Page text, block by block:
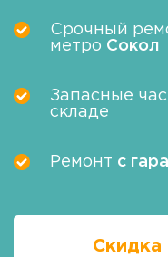
Срочный
метро Сокол
Запасные
складе
Ремонт с
Скидка